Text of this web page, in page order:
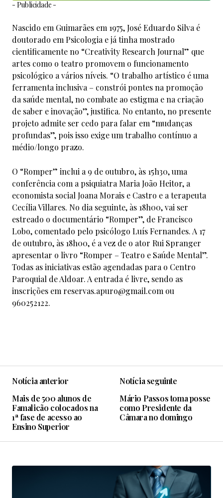
- Publicidade -
Nascido em Guimarães em 1975, José Eduardo Silva é
doutorado em Psicologia e já tinha mostrado
cientificamente no “Creativity Research Journal” que
artes como o teatro promovem o funcionamento
psicológico a vários níveis. “O trabalho artístico é uma
ferramenta inclusiva – constrói pontes na promoção
da saúde mental, no combate ao estigma e na criação
de saber e inovação”, justifica. No entanto, no presente
projeto admite ser cedo para falar em “mudanças
profundas”, pois isso exige um trabalho contínuo a
médio/longo prazo.
O “Romper” inclui a 9 de outubro, às 15h30, uma
conferência com a psiquiatra Maria João Heitor, a
economista social Joana Morais e Castro e a terapeuta
Cecília Villares. No dia seguinte, às 18h00, vai ser
estreado o documentário “Romper”, de Francisco
Lobo, comentado pelo psicólogo Luís Fernandes. A 17
de outubro, às 18h00, é a vez de o ator Rui Spranger
apresentar o livro “Romper – Teatro e Saúde Mental”.
Todas as iniciativas estão agendadas para o Centro
Paroquial de Aldoar. A entrada é livre, sendo as
inscrições em reservas.apuro@gmail.com ou
960252122.
Notícia anterior
Mais de 500 alunos de
Famalicão colocados na
1ª fase de acesso ao
Ensino Superior
Notícia seguinte
Mário Passos toma posse
como Presidente da
Câmara no domingo